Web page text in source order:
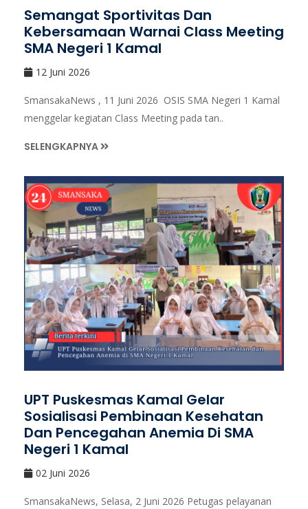
Semangat Sportivitas Dan
Kebersamaan Warnai Class Meeting
SMA Negeri 1 Kamal
12 Juni 2026
SmansakaNews , 11 Juni 2026 OSIS SMA Negeri 1 Kamal
menggelar kegiatan Class Meeting pada tan..
SELENGKAPNYA
UPT Puskesmas Kamal Gelar
Sosialisasi Pembinaan Kesehatan
Dan Pencegahan Anemia Di SMA
Negeri 1 Kamal
02 Juni 2026
SmansakaNews, Selasa, 2 Juni 2026 Petugas pelayanan